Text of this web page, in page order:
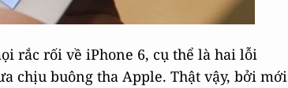
rắc rối về iPhone 6, cụ thể là hai lỗi
chịu buông tha Apple. Thật vậy, bởi mới